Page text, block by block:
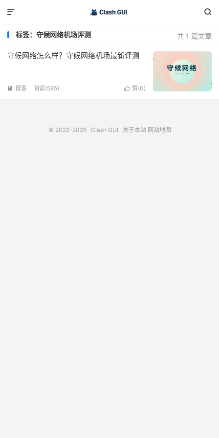


共 1 篇文章
标签：守候网络机场评测
守候网络怎么样？守候网络机场最新评测
 赞(0)
 博客 阅读(585)
© 2022-2026 Clash GUI 关于本站 网站地图